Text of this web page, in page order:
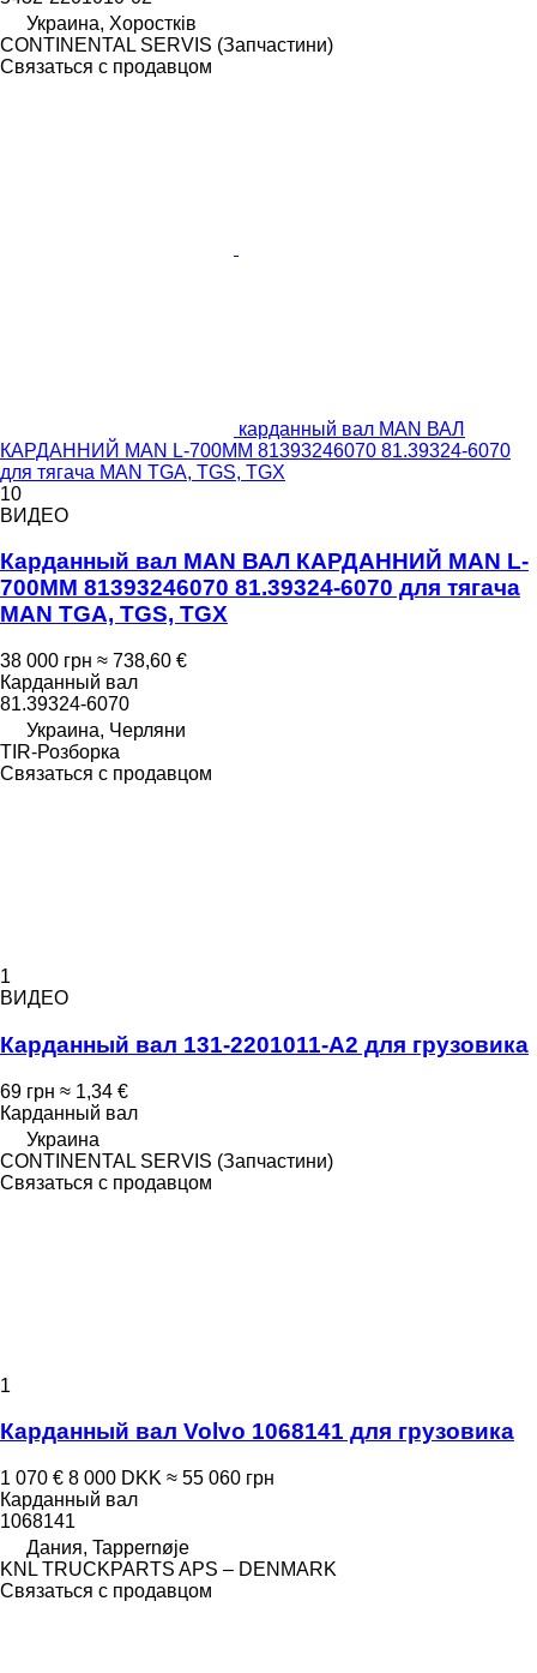
Украина, Хоростків
CONTINENTAL SERVIS (Запчастини)
Связаться с продавцом
карданный вал MAN ВАЛ
КАРДАННИЙ MAN L-700MM 81393246070 81.39324-6070
для тягача MAN TGA, TGS, TGX
10
ВИДЕО
Карданный вал MAN ВАЛ КАРДАННИЙ MAN L-
700MM 81393246070 81.39324-6070 для тягача
MAN TGA, TGS, TGX
38 000 грн ≈ 738,60 €
Карданный вал
81.39324-6070
Украина, Черляни
TIR-Розборка
Связаться с продавцом
1
ВИДЕО
Карданный вал 131-2201011-А2 для грузовика
69 грн ≈ 1,34 €
Карданный вал
Украина
CONTINENTAL SERVIS (Запчастини)
Связаться с продавцом
1
Карданный вал Volvo 1068141 для грузовика
1 070 € 8 000 DKK ≈ 55 060 грн
Карданный вал
1068141
Дания, Tappernøje
KNL TRUCKPARTS APS – DENMARK
Связаться с продавцом